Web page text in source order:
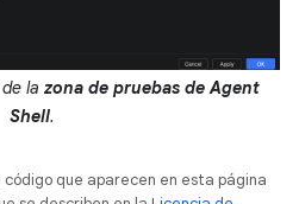
la zona de pruebas de Agent
Shell.
que aparecen en esta página